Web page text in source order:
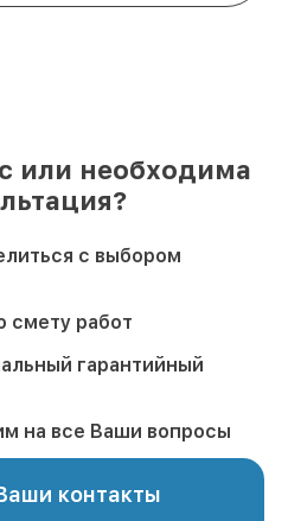
или необходима
с выбором
смету работ
гарантийный
на все Ваши вопросы
контакты